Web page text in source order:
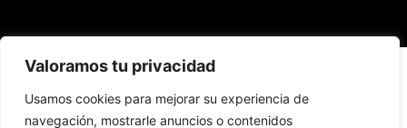
Valoramos tu privacidad
Usamos cookies para mejorar su experiencia de
navegación, mostrarle anuncios o contenidos